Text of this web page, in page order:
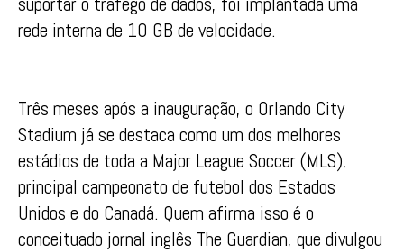
rede interna de 10 GB de velocidade.
Três meses após a inauguração, o Orlando City
Stadium já se destaca como um dos melhores
estádios de toda a Major League Soccer (MLS),
principal campeonato de futebol dos Estados
Unidos e do Canadá. Quem afirma isso é o
conceituado jornal inglês The Guardian, que divulgou